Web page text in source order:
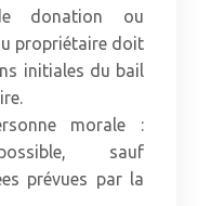
donation ou
propriétaire doit
initiales du bail
morale :
sauf
prévues par la